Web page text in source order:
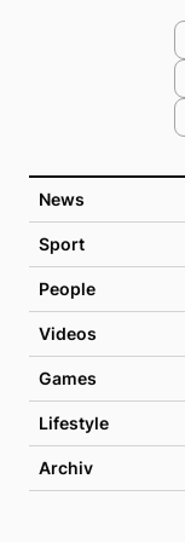
News
Sport
People
Videos
Games
Lifestyle
Archiv